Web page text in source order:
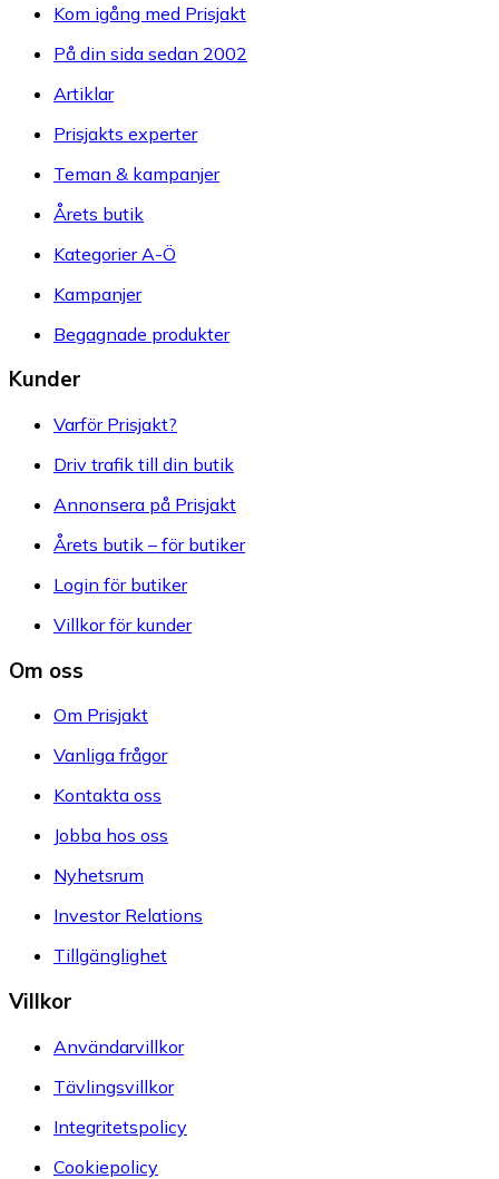
Kom igång med Prisjakt
På din sida sedan 2002
Artiklar
Prisjakts experter
Teman & kampanjer
Årets butik
Kategorier A-Ö
Kampanjer
Begagnade produkter
Kunder
Varför Prisjakt?
Driv trafik till din butik
Annonsera på Prisjakt
Årets butik – för butiker
Login för butiker
Villkor för kunder
Om oss
Om Prisjakt
Vanliga frågor
Kontakta oss
Jobba hos oss
Nyhetsrum
Investor Relations
Tillgänglighet
Villkor
Användarvillkor
Tävlingsvillkor
Integritetspolicy
Cookiepolicy